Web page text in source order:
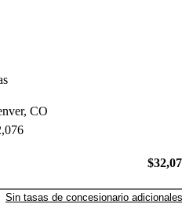
CO
Sin tasas de concesionario adicionales